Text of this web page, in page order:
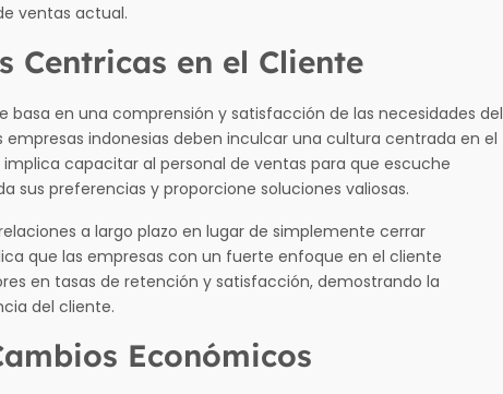
ventas actual.
Centricas en el Cliente
basa en una comprensión y satisfacción de las necesidades del
empresas indonesias deben inculcar una cultura centrada en el
capacitar al personal de ventas para que escuche
sus preferencias y proporcione soluciones valiosas.
a largo plazo en lugar de simplemente cerrar
que las empresas con un fuerte enfoque en el cliente
en tasas de retención y satisfacción, demostrando la
del cliente.
Económicos